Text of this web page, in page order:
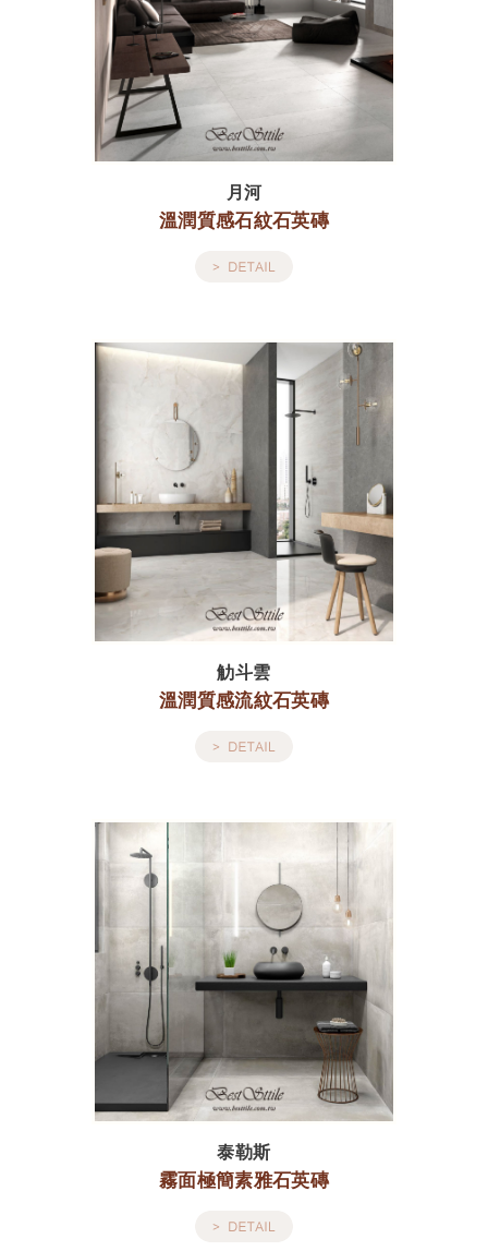
月河
溫潤質感石紋石英磚
觔斗雲
溫潤質感流紋石英磚
泰勒斯
霧面極簡素雅石英磚